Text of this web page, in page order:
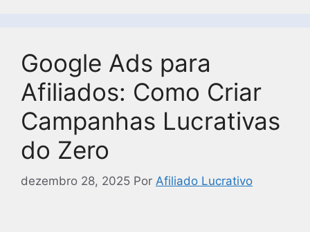
Google Ads para
Afiliados: Como Criar
Campanhas Lucrativas
do Zero
dezembro 28, 2025 Por Afiliado Lucrativo